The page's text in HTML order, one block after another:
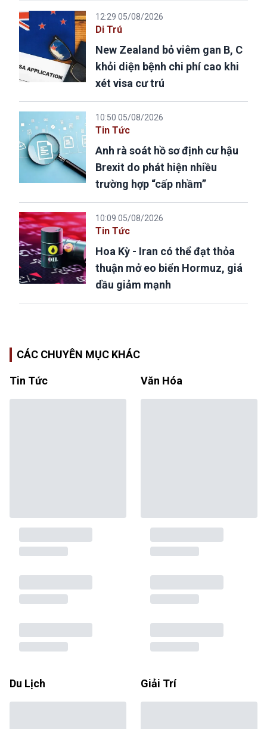
12:29 05/08/2026
Di Trú
New Zealand bỏ viêm gan B, C
khỏi diện bệnh chi phí cao khi
xét visa cư trú
10:50 05/08/2026
Tin Tức
Anh rà soát hồ sơ định cư hậu
Brexit do phát hiện nhiều
trường hợp “cấp nhầm”
10:09 05/08/2026
Tin Tức
Hoa Kỳ - Iran có thể đạt thỏa
thuận mở eo biển Hormuz, giá
dầu giảm mạnh
CÁC CHUYÊN MỤC KHÁC
Tin Tức Văn Hóa
Du Lịch Giải Trí